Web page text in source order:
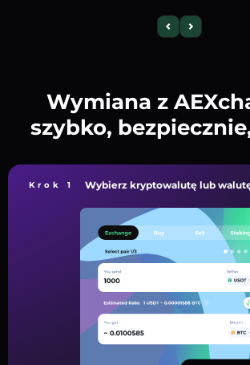
Wymiana z
szybko,
Krok 1 Wybierz kryptowalutę lub